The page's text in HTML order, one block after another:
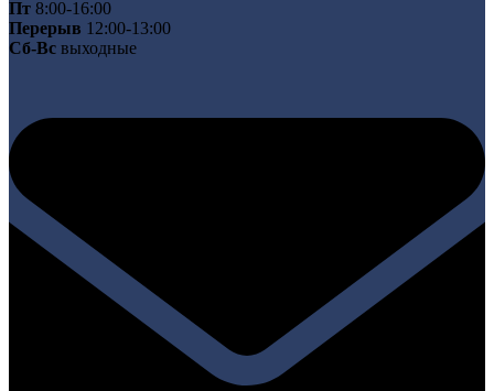
Пт 8:00-16:00
Перерыв 12:00-13:00
Сб-Вс выходные